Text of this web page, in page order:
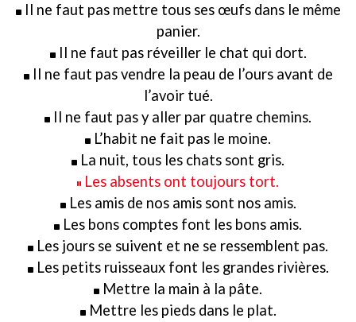
Il ne faut pas mettre tous ses œufs dans le même
panier.
Il ne faut pas réveiller le chat qui dort.
Il ne faut pas vendre la peau de l’ours avant de
l’avoir tué.
Il ne faut pas y aller par quatre chemins.
L’habit ne fait pas le moine.
La nuit, tous les chats sont gris.
Les absents ont toujours tort.
Les amis de nos amis sont nos amis.
Les bons comptes font les bons amis.
Les jours se suivent et ne se ressemblent pas.
Les petits ruisseaux font les grandes rivières.
Mettre la main à la pâte.
Mettre les pieds dans le plat.